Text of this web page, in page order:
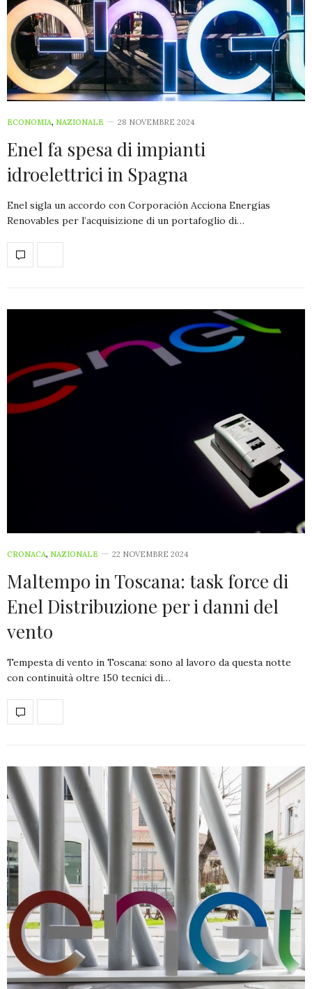
ECONOMIA, NAZIONALE 28 NOVEMBRE 2024
Enel fa spesa di impianti
idroelettrici in Spagna
Enel sigla un accordo con Corporación Acciona Energías
Renovables per l’acquisizione di un portafoglio di…
CRONACA, NAZIONALE 22 NOVEMBRE 2024
Maltempo in Toscana: task force di
Enel Distribuzione per i danni del
vento
Tempesta di vento in Toscana: sono al lavoro da questa notte
con continuità oltre 150 tecnici di…